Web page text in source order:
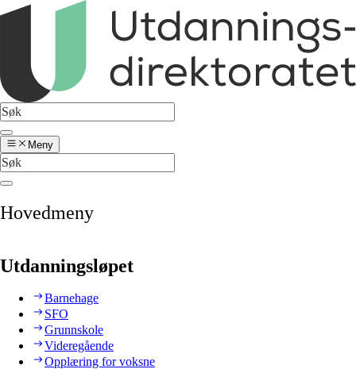
Meny
Hovedmeny
Utdanningsløpet
Barnehage
SFO
Grunnskole
Videregående
Opplæring for voksne